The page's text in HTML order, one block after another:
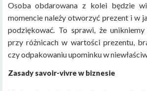
Osoba obdarowana z kolei będzie
momencie należy otworzyć prezent i w
podziękować. To sprawi, że unikniemy
przy różnicach w wartości prezentu,
czy odpakowaniu upominku w
Zasady savoir-vivre w biznesie